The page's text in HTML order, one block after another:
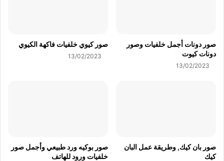
صور دونات أجمل خلفيات وصور
دونات كيوت
13/02/2023
صور كيوي خلفيات فاكهة الكيوي
13/02/2023
صور بان كيك, وطريقة عمل البان
كيك
صور بوكيه ورد طبيعي وأجمل صور
خلفيات ورود للهاتف